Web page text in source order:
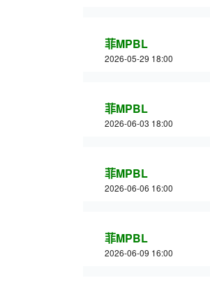
菲MPBL
2026-05-29 18:00
菲MPBL
2026-06-03 18:00
菲MPBL
2026-06-06 16:00
菲MPBL
2026-06-09 16:00